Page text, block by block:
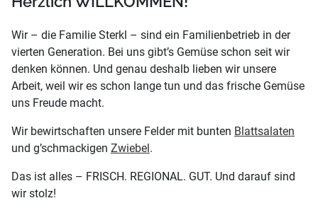
Wir – die Familie Sterkl – sind ein Familienbetrieb in der
vierten Generation. Bei uns gibt’s Gemüse schon seit wir
denken können. Und genau deshalb lieben wir unsere
Arbeit, weil wir es schon lange tun und das frische Gemüse
uns Freude macht.
Wir bewirtschaften unsere Felder mit bunten Blattsalaten
und g’schmackigen Zwiebel.
Das ist alles – FRISCH. REGIONAL. GUT. Und darauf sind
wir stolz!